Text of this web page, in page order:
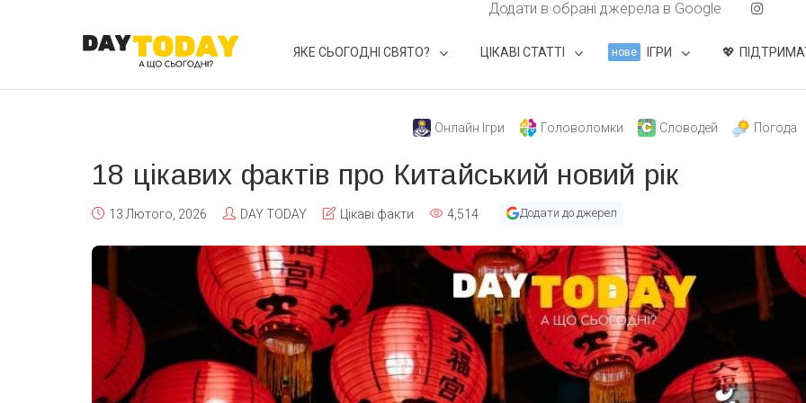
Додати в обрані джерела в Google
ЯКЕ СЬОГОДНІ СВЯТО? ЦІКАВІ СТАТТІ нове ІГРИ
Онлайн Ігри Головоломки Словодей Погода
18 цікавих фактів про Китайський новий рік
13 Лютого, 2026 DAY TODAY Цікаві факти 4,514 Додати до джерел